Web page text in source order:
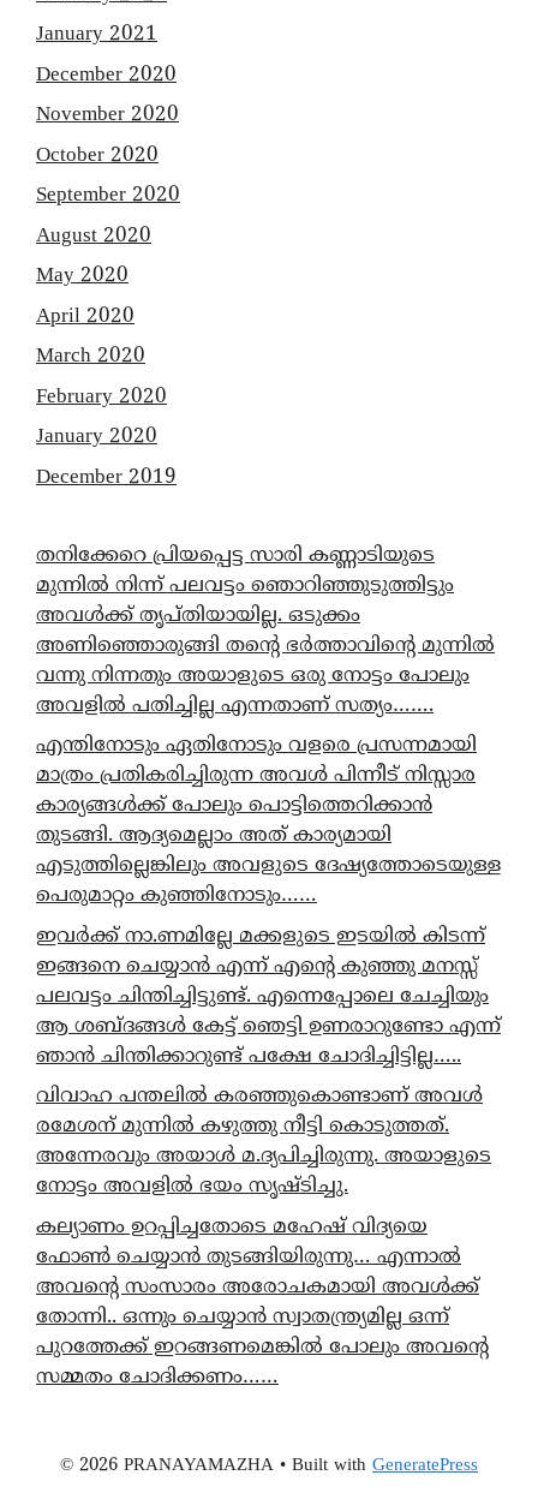
January 2021
December 2020
November 2020
October 2020
September 2020
August 2020
May 2020
April 2020
March 2020
February 2020
January 2020
December 2019
തനിക്കേറെ പ്രിയപ്പെട്ട സാരി കണ്ണാടിയുടെ
മുന്നിൽ നിന്ന് പലവട്ടം ഞൊറിഞ്ഞുടുത്തിട്ടും
അവൾക്ക് തൃപ്തിയായില്ല. ഒടുക്കം
അണിഞ്ഞൊരുങ്ങി തന്റെ ഭർത്താവിന്റെ മുന്നിൽ
വന്നു നിന്നതും അയാളുടെ ഒരു നോട്ടം പോലും
അവളിൽ പതിച്ചില്ല എന്നതാണ് സത്യം…….
എന്തിനോടും ഏതിനോടും വളരെ പ്രസന്നമായി
മാത്രം പ്രതികരിച്ചിരുന്ന അവൾ പിന്നീട് നിസ്സാര
കാര്യങ്ങൾക്ക് പോലും പൊട്ടിത്തെറിക്കാൻ
തുടങ്ങി. ആദ്യമെല്ലാം അത് കാര്യമായി
എടുത്തില്ലെങ്കിലും അവളുടെ ദേഷ്യത്തോടെയുള്ള
പെരുമാറ്റം കുഞ്ഞിനോടും……
ഇവർക്ക് നാ.ണമില്ലേ മക്കളുടെ ഇടയിൽ കിടന്ന്
ഇങ്ങനെ ചെയ്യാൻ എന്ന് എന്റെ കുഞ്ഞു മനസ്സ്
പലവട്ടം ചിന്തിച്ചിട്ടുണ്ട്. എന്നെപ്പോലെ ചേച്ചിയും
ആ ശബ്ദങ്ങൾ കേട്ട് ഞെട്ടി ഉണരാറുണ്ടോ എന്ന്
ഞാൻ ചിന്തിക്കാറുണ്ട് പക്ഷേ ചോദിച്ചിട്ടില്ല…..
വിവാഹ പന്തലിൽ കരഞ്ഞുകൊണ്ടാണ് അവൾ
രമേശന് മുന്നിൽ കഴുത്തു നീട്ടി കൊടുത്തത്.
അന്നേരവും അയാൾ മ.ദ്യപിച്ചിരുന്നു. അയാളുടെ
നോട്ടം അവളിൽ ഭയം സൃഷ്ടിച്ചു.
കല്യാണം ഉറപ്പിച്ചതോടെ മഹേഷ് വിദ്യയെ
ഫോൺ ചെയ്യാൻ തുടങ്ങിയിരുന്നു… എന്നാൽ
അവന്റെ സംസാരം അരോചകമായി അവൾക്ക്
തോന്നി.. ഒന്നും ചെയ്യാൻ സ്വാതന്ത്ര്യമില്ല ഒന്ന്
പുറത്തേക്ക് ഇറങ്ങണമെങ്കിൽ പോലും അവന്റെ
സമ്മതം ചോദിക്കണം……
© 2026 PRANAYAMAZHA • Built with GeneratePress